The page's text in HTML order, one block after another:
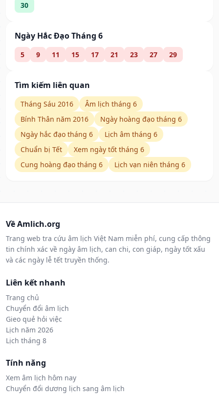
30
Ngày Hắc Đạo Tháng 6
5 9 11 15 17 21 23 27 29
Tìm kiếm liên quan
Tháng Sáu 2016
Âm lịch tháng 6
Bính Thân năm 2016
Ngày hoàng đạo tháng 6
Ngày hắc đạo tháng 6
Lịch âm tháng 6
Chuẩn bị Tết
Xem ngày tốt tháng 6
Cung hoàng đạo tháng 6
Lịch vạn niên tháng 6
Về Amlich.org
Trang web tra cứu âm lịch Việt Nam miễn phí, cung cấp thông
tin chính xác về ngày âm lịch, can chi, con giáp, ngày tốt xấu
và các ngày lễ tết truyền thống.
Liên kết nhanh
Trang chủ
Chuyển đổi âm lịch
Gieo quẻ hỏi việc
Lịch năm 2026
Lịch tháng 8
Tính năng
Xem âm lịch hôm nay
Chuyển đổi dương lịch sang âm lịch